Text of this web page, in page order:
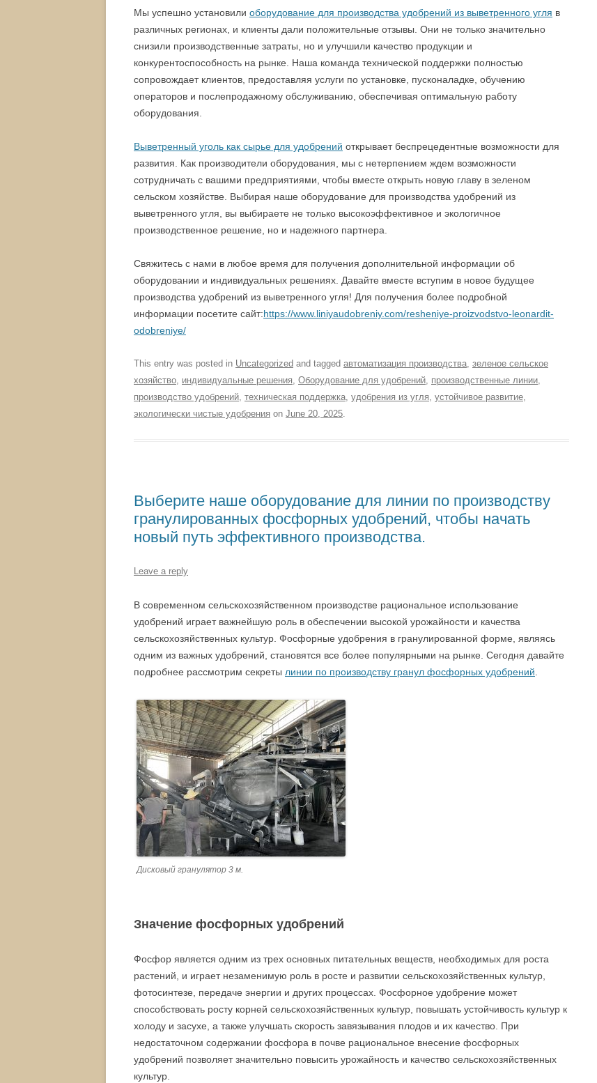
Мы успешно установили оборудование для производства удобрений из выветренного угля в
различных регионах, и клиенты дали положительные отзывы. Они не только значительно
снизили производственные затраты, но и улучшили качество продукции и
конкурентоспособность на рынке. Наша команда технической поддержки полностью
сопровождает клиентов, предоставляя услуги по установке, пусконаладке, обучению
операторов и послепродажному обслуживанию, обеспечивая оптимальную работу
оборудования.
Выветренный уголь как сырье для удобрений открывает беспрецедентные возможности для
развития. Как производители оборудования, мы с нетерпением ждем возможности
сотрудничать с вашими предприятиями, чтобы вместе открыть новую главу в зеленом
сельском хозяйстве. Выбирая наше оборудование для производства удобрений из
выветренного угля, вы выбираете не только высокоэффективное и экологичное
производственное решение, но и надежного партнера.
Свяжитесь с нами в любое время для получения дополнительной информации об
оборудовании и индивидуальных решениях. Давайте вместе вступим в новое будущее
производства удобрений из выветренного угля! Для получения более подробной
информации посетите сайт:https://www.liniyaudobreniy.com/resheniye-proizvodstvo-leonardit-
odobreniye/
This entry was posted in Uncategorized and tagged автоматизация производства, зеленое сельское
хозяйство, индивидуальные решения, Оборудование для удобрений, производственные линии,
производство удобрений, техническая поддержка, удобрения из угля, устойчивое развитие,
экологически чистые удобрения on June 20, 2025.
Выберите наше оборудование для линии по производству
гранулированных фосфорных удобрений, чтобы начать
новый путь эффективного производства.
Leave a reply
В современном сельскохозяйственном производстве рациональное использование
удобрений играет важнейшую роль в обеспечении высокой урожайности и качества
сельскохозяйственных культур. Фосфорные удобрения в гранулированной форме, являясь
одним из важных удобрений, становятся все более популярными на рынке. Сегодня давайте
подробнее рассмотрим секреты линии по производству гранул фосфорных удобрений
Дисковый гранулятор 3 м.
Значение фосфорных удобрений
Фосфор является одним из трех основных питательных веществ, необходимых для роста
растений, и играет незаменимую роль в росте и развитии сельскохозяйственных культур,
фотосинтезе, передаче энергии и других процессах. Фосфорное удобрение может
способствовать росту корней сельскохозяйственных культур, повышать устойчивость культур к
холоду и засухе, а также улучшать скорость завязывания плодов и их качество. При
недостаточном содержании фосфора в почве рациональное внесение фосфорных
удобрений позволяет значительно повысить урожайность и качество сельскохозяйственных
культур.